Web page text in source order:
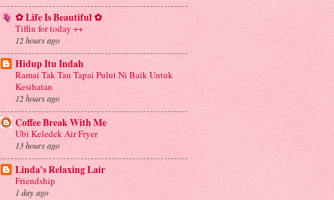
✿ Life Is Beautiful ✿
Tiffin for today ++
12 hours ago
Hidup Itu Indah
Ramai Tak Tau Tapai Pulut Ni Baik Untuk
Kesihatan
12 hours ago
Coffee Break With Me
Ubi Keledek Air Fryer
13 hours ago
Linda's Relaxing Lair
Friendship
1 day ago